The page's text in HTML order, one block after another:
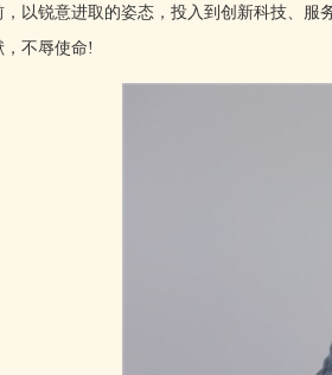
，以锐意进取的姿态，投入到创新科技、
，不辱使命!